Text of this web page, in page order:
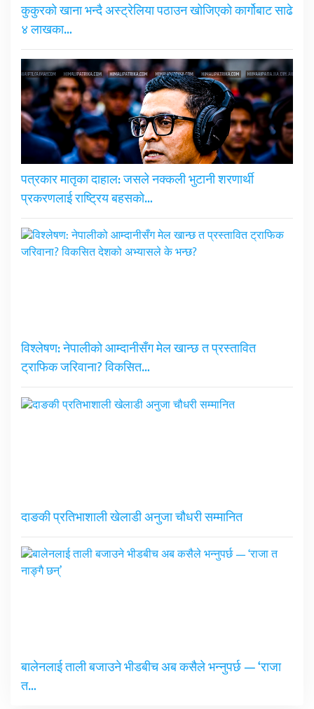
कुकुरको खाना भन्दै अस्ट्रेलिया पठाउन खोजिएको कार्गोबाट साढे
४ लाखका…
पत्रकार मातृका दाहाल: जसले नक्कली भुटानी शरणार्थी
प्रकरणलाई राष्ट्रिय बहसको…
विश्लेषण: नेपालीको आम्दानीसँग मेल खान्छ त प्रस्तावित
ट्राफिक जरिवाना? विकसित…
दाङकी प्रतिभाशाली खेलाडी अनुजा चौधरी सम्मानित
बालेनलाई ताली बजाउने भीडबीच अब कसैले भन्नुपर्छ — ‘राजा
त…